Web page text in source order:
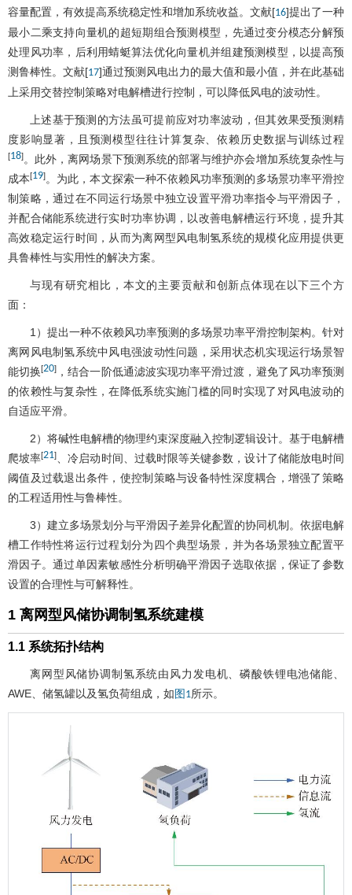
容量配置，有效提高系统稳定性和增加系统收益。文献[16]提出了一种
最小二乘支持向量机的超短期组合预测模型，先通过变分模态分解预
处理风功率，后利用蜻蜓算法优化向量机并组建预测模型，以提高预
测鲁棒性。文献[17]通过预测风电出力的最大值和最小值，并在此基础
上采用交替控制策略对电解槽进行控制，可以降低风电的波动性。
上述基于预测的方法虽可提前应对功率波动，但其效果受预测精
度影响显著，且预测模型往往计算复杂、依赖历史数据与训练过程
[18]。此外，离网场景下预测系统的部署与维护亦会增加系统复杂性与
成本[19]。为此，本文探索一种不依赖风功率预测的多场景功率平滑控
制策略，通过在不同运行场景中独立设置平滑功率指令与平滑因子，
并配合储能系统进行实时功率协调，以改善电解槽运行环境，提升其
高效稳定运行时间，从而为离网型风电制氢系统的规模化应用提供更
具鲁棒性与实用性的解决方案。
与现有研究相比，本文的主要贡献和创新点体现在以下三个方
面：
1）提出一种不依赖风功率预测的多场景功率平滑控制架构。针对
离网风电制氢系统中风电强波动性问题，采用状态机实现运行场景智
能切换[20] ，结合一阶低通滤波实现功率平滑过渡，避免了风功率预测
的依赖性与复杂性，在降低系统实施门槛的同时实现了对风电波动的
自适应平滑。
2）将碱性电解槽的物理约束深度融入控制逻辑设计。基于电解槽
爬坡率[21]
、冷启动时间、过载时限等关键参数，设计了储能放电时间
阈值及过载退出条件，使控制策略与设备特性深度耦合，增强了策略
的工程适用性与鲁棒性。
3）建立多场景划分与平滑因子差异化配置的协同机制。依据电解
槽工作特性将运行过程划分为四个典型场景，并为各场景独立配置平
滑因子。通过单因素敏感性分析明确平滑因子选取依据，保证了参数
设置的合理性与可解释性。
1 离网型风储协调制氢系统建模
1.1 系统拓扑结构
离网型风储协调制氢系统由风力发电机、磷酸铁锂电池储能、
AWE、储氢罐以及氢负荷组成，如 图1所示。